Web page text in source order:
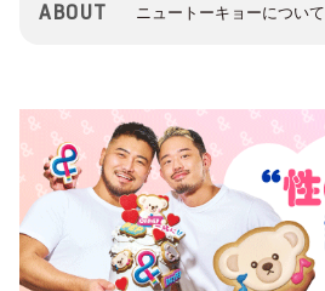
ABOUT ニュートーキョーについて